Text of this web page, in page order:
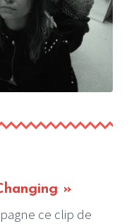
»
ce clip de